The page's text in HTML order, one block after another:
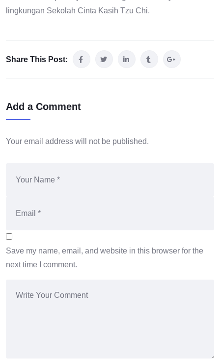
lingkungan Sekolah Cinta Kasih Tzu Chi.
Share This Post:
Add a Comment
Your email address will not be published.
Save my name, email, and website in this browser for the
next time I comment.